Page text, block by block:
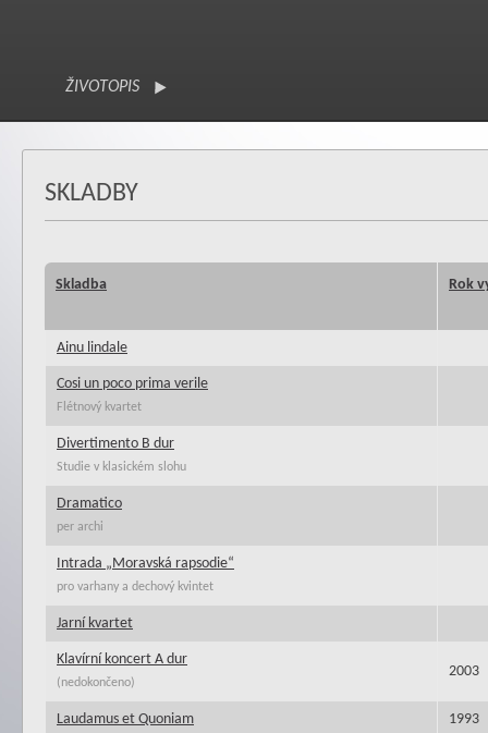
ŽIVOTOPIS
SKLADBY
Skladba Rok
Ainu lindale
Cosi un poco prima verile
Flétnový kvartet
Divertimento B dur
Studie v klasickém slohu
Dramatico
per archi
Intrada „Moravská rapsodie“
pro varhany a dechový kvintet
Jarní kvartet
Klavírní koncert A dur
(nedokončeno)
2003
Laudamus et Quoniam 1993